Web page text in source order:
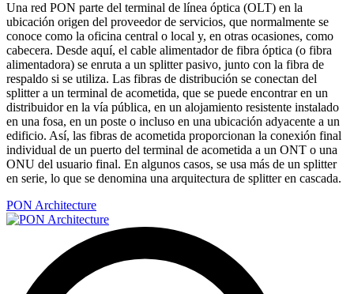
Una red PON parte del terminal de línea óptica (OLT) en la
ubicación origen del proveedor de servicios, que normalmente se
conoce como la oficina central o local y, en otras ocasiones, como
cabecera. Desde aquí, el cable alimentador de fibra óptica (o fibra
alimentadora) se enruta a un splitter pasivo, junto con la fibra de
respaldo si se utiliza. Las fibras de distribución se conectan del
splitter a un terminal de acometida, que se puede encontrar en un
distribuidor en la vía pública, en un alojamiento resistente instalado
en una fosa, en un poste o incluso en una ubicación adyacente a un
edificio. Así, las fibras de acometida proporcionan la conexión final
individual de un puerto del terminal de acometida a un ONT o una
ONU del usuario final. En algunos casos, se usa más de un splitter
en serie, lo que se denomina una arquitectura de splitter en cascada.
PON Architecture